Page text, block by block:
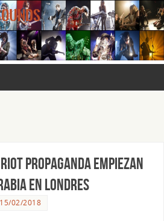
Riot Propaganda empiezan
en Londres
15/02/2018